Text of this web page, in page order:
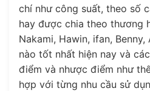
chí như công suất, theo số
hay được chia theo thương
Nakami, Hawin, ifan, Benny,
nào tốt nhất hiện nay và
điểm và nhược điểm như
hợp với từng nhu cầu sử